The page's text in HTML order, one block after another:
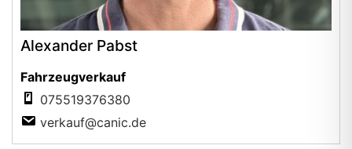
Alexander Pabst
Fahrzeugverkauf
075519376380
verkauf@canic.de